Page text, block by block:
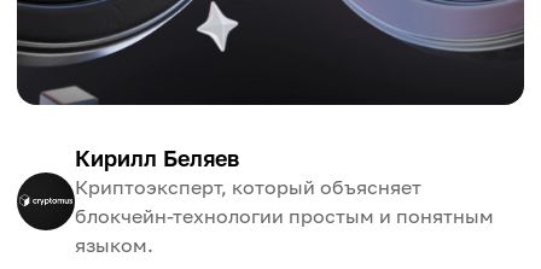
Кирилл Беляев
Криптоэксперт, который объясняет
блокчейн-технологии простым и понятным
языком.